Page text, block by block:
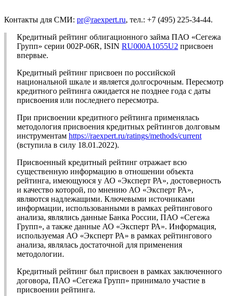
Контакты для СМИ: pr@raexpert.ru, тел.: +7 (495) 225-34-44.
Кредитный рейтинг облигационного займа ПАО «Сегежа
Групп» серии 002P-06R, ISIN RU000A1055U2 присвоен
впервые.
Кредитный рейтинг присвоен по российской
национальной шкале и является долгосрочным. Пересмотр
кредитного рейтинга ожидается не позднее года с даты
присвоения или последнего пересмотра.
При присвоении кредитного рейтинга применялась
методология присвоения кредитных рейтингов долговым
инструментам https://raexpert.ru/ratings/methods/current
(вступила в силу 18.01.2022).
Присвоенный кредитный рейтинг отражает всю
существенную информацию в отношении объекта
рейтинга, имеющуюся у АО «Эксперт РА», достоверность
и качество которой, по мнению АО «Эксперт РА»,
являются надлежащими. Ключевыми источниками
информации, использованными в рамках рейтингового
анализа, являлись данные Банка России, ПАО «Сегежа
Групп», а также данные АО «Эксперт РА». Информация,
используемая АО «Эксперт РА» в рамках рейтингового
анализа, являлась достаточной для применения
методологии.
Кредитный рейтинг был присвоен в рамках заключенного
договора, ПАО «Сегежа Групп» принимало участие в
присвоении рейтинга.